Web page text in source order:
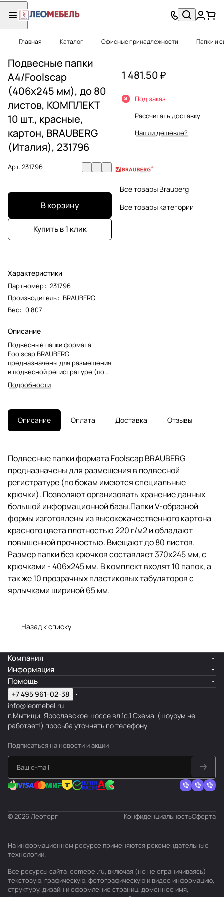
Главная Каталог Офисные принадлежности Папки и
Подвесные папки
А4/Foolscap
(406х245 мм), до 80
листов, КОМПЛЕКТ
10 шт., красные,
картон, BRAUBERG
(Италия), 231796
Арт.231796
В корзину
Купить в 1 клик
Характеристики
Партномер: 231796
Производитель: BRAUBERG
Вес: 0.807
Описание
Подвесные папки формата
Foolscap BRAUBERG
предназначены для размещения
в подвесной регистратуре (по
бокам имеются специальные
крючки). Позволяют
большой информационной
базы.Папки V-образной формы
изготовлены из
г/м2 и обладают повышенной
прочностью. Вмещают до 80
листов. Размер папки без
крючков составляет 370х245 мм,
с крючками - 406х245 мм. В
комплект входят 10 папок, а так
же 10 прозрачных пластиковых
табуляторов с ярлычками
шириной 65 мм.
Подробности
1 481.50 ₽
Под заказ
Рассчитать доставку
Нашли дешевле?
Все товары Brauberg
Все товары категории
Описание Оплата Доставка Отзывы
Подвесные папки формата Foolscap BRAUBERG
предназначены для размещения в подвесной
регистратуре (по бокам имеются специальные
крючки). Позволяют организовать хранение данных
большой информационной базы.Папки V-образной
формы изготовлены из высококачественного картона
красного цвета плотностью 220 г/м2 и обладают
повышенной прочностью. Вмещают до 80 листов.
Размер папки без крючков составляет 370х245 мм, с
крючками - 406х245 мм. В комплект входят 10 папок, а
так же 10 прозрачных пластиковых табуляторов с
ярлычками шириной 65 мм.
Назад к списку
Компания
Информация
Помощь
+7 495 961-02-38
info@leomebel.ru
г.Мытищи, Ярославское шоссе вл.1с.1 Схема (шоурум не
работает!) просьба уточнять по телефону
Подписаться на новости и акции
© 2026 Леоторг КонфиденциальностьОферта
На информационном ресурсе применяются рекомендательные
технологии.
Все ресурсы сайта leomebel.ru, включая (но не ограничиваясь)
текстовую, графическую, фотографическую и видео информацию,
структуру, дизайн и оформление страниц, доменное имя,